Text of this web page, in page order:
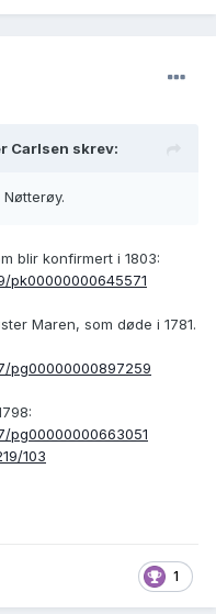
Carlsen skrev:
blir konfirmert i 1803:
pk00000000645571
Maren, som døde i 1781.
pg00000000897259
pg00000000663051
103
1